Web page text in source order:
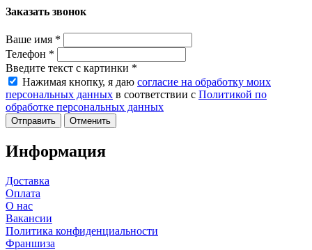
Заказать звонок
Ваше имя *
Телефон *
Введите текст с картинки *
Нажимая кнопку, я даю согласие на обработку моих
персональных данных в соответствии с Политикой по
обработке персональных данных
Отменить
Информация
Доставка
Оплата
О нас
Вакансии
Политика конфиденциальности
Франшиза